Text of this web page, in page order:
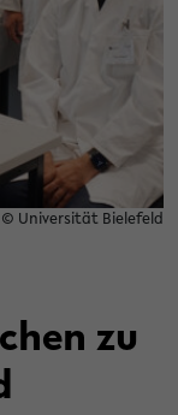
© Universität Bielefeld
zu